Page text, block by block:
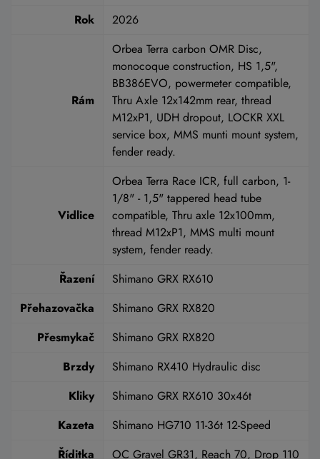
Rok
2026
Rám
Orbea Terra carbon OMR Disc,
monocoque construction, HS 1,5",
BB386EVO, powermeter compatible,
Thru Axle 12x142mm rear, thread
M12xP1, UDH dropout, LOCKR XXL
service box, MMS munti mount system,
fender ready.
Vidlice
Orbea Terra Race ICR, full carbon, 1-
1/8" - 1,5" tappered head tube
compatible, Thru axle 12x100mm,
thread M12xP1, MMS multi mount
system, fender ready.
Řazení
Shimano GRX RX610
Přehazovačka
Shimano GRX RX820
Přesmykač
Shimano GRX RX820
Brzdy
Shimano RX410 Hydraulic disc
Kliky
Shimano GRX RX610 30x46t
Kazeta
Shimano HG710 11-36t 12-Speed
Říditka
OC Gravel GR31, Reach 70, Drop 110